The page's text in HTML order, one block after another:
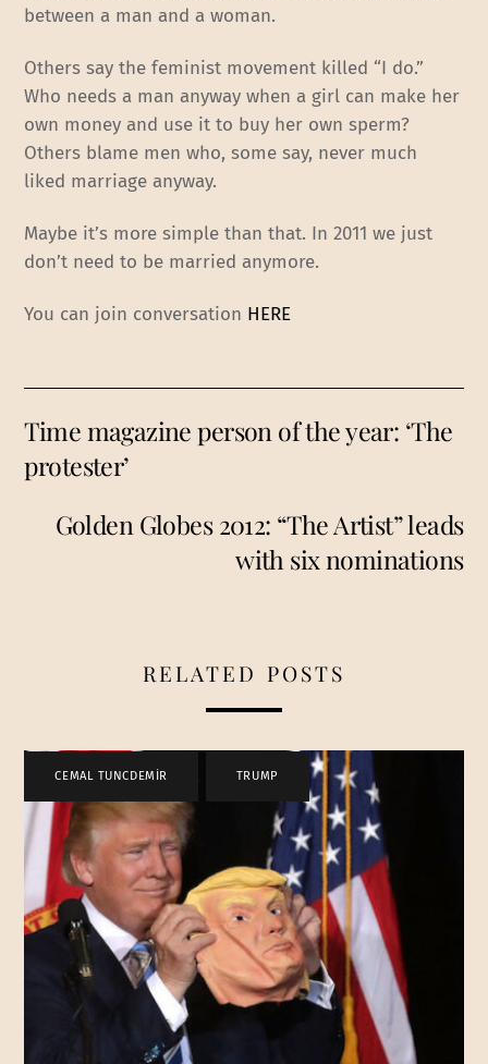
between a man and a woman.
Others say the feminist movement killed “I do.”
Who needs a man anyway when a girl can make her
own money and use it to buy her own sperm?
Others blame men who, some say, never much
liked marriage anyway.
Maybe it’s more simple than that. In 2011 we just
don’t need to be married anymore.
You can join conversation HERE
Time magazine person of the year: ‘The
protester’
Golden Globes 2012: “The Artist” leads
with six nominations
RELATED POSTS
CEMAL TUNCDEMİR TRUMP